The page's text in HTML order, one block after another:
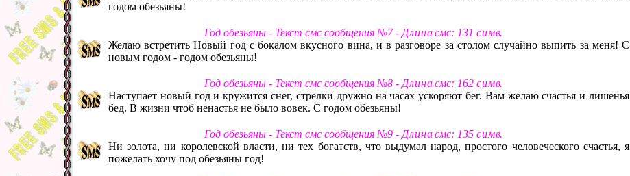
годом обезьяны!
Год обезьяны - Текст смс сообщения №7 - Д л и н асмс: 131 с и м в.
Желаю встретить Новый год с бокалом вкусного вина, и в разговоре за столом случайно выпить за меня! С
новым годом - годом обезьяны!
Год обезьяны - Текст смс сообщения №8 - Д л и н асмс: 162 с и м в.
Наступает новый год и кружится снег, стрелки дружно на часах ускоряют бег. Вам желаю счастья и лишенья
бед. В жизни чтоб ненастья не было вовек. C годом обезьяны!
Год обезьяны - Текст смс сообщения №9 - Д л и н асмс: 135 с и м в.
Ни золота, ни королевской власти, ни тех богатств, что выдумал народ, простого человеческого счастья, я
пожелать хочу под обезьяны год!